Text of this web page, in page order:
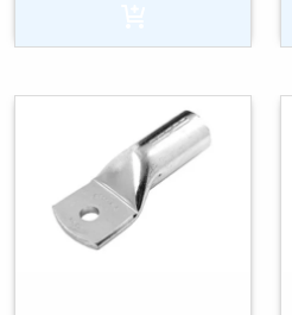
M6